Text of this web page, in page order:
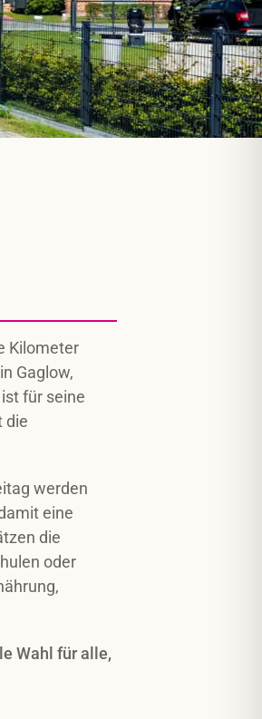
Kilometer
Gaglow,
für seine
die
werden
eine
die
oder
Wahl für alle,